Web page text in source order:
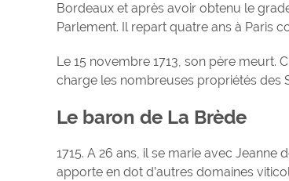
Bordeaux et après avoir obtenu le
Parlement. Il repart quatre ans à Paris
Le 15 novembre 1713, son père meurt.
charge les nombreuses propriétés des
Le baron de La Brède
1715. A 26 ans, il se marie avec Jeanne
apporte en dot d’autres domaines